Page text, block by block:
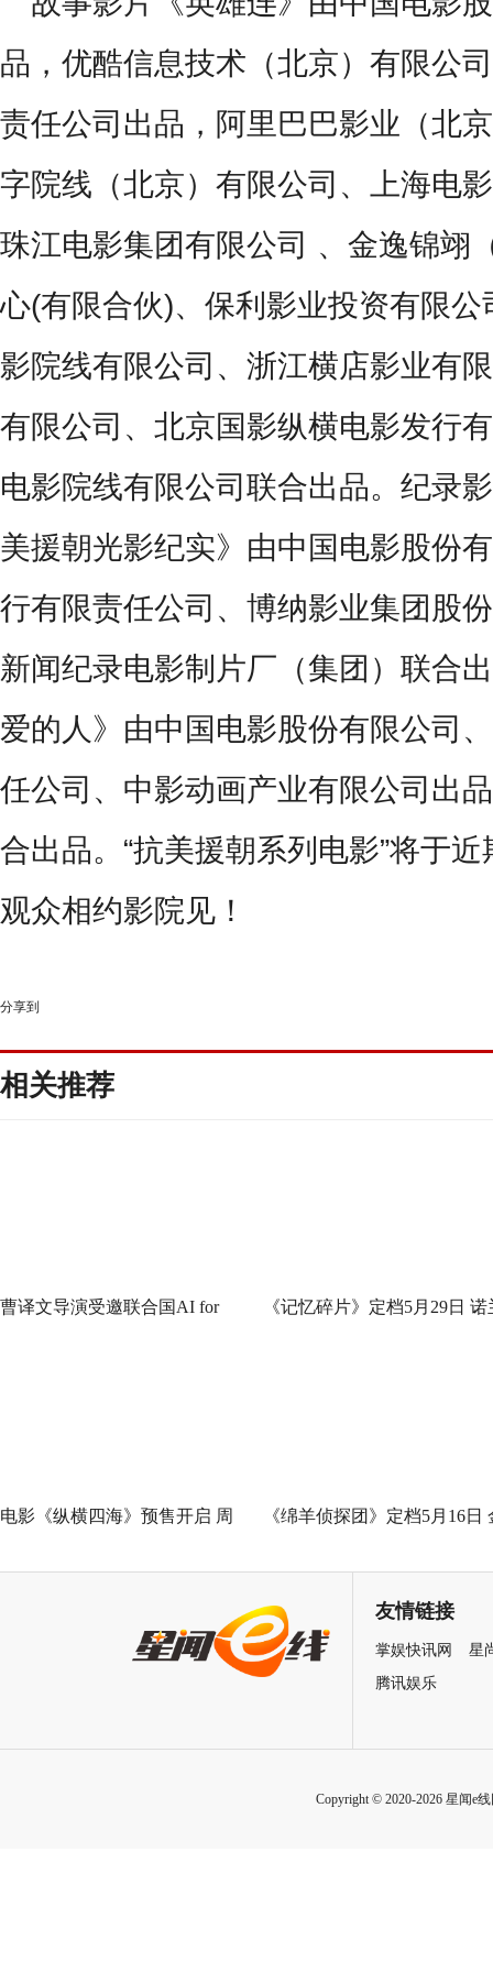
品，优酷信息技术（北京）有限公
责任公司出品，阿里巴巴影业（北
字院线（北京）有限公司、上海电
珠江电影集团有限公司 、金逸锦翊
心(有限合伙)、保利影业投资有限
影院线有限公司、浙江横店影业有
有限公司、北京国影纵横电影发行
电影院线有限公司联合出品。纪
美援朝光影纪实》由中国电影股份
行有限责任公司、博纳影业集团股
新闻纪录电影制片厂（集团）联合
爱的人》由中国电影股份有限公司
任公司、中影动画产业有限公司出
合出品。 “抗美援朝系列电影”将于近
观众相约影院见！
分享到
相关推荐
曹译文导演受邀联合国AI for 《记忆碎片》定档5月29日 诺
电影《纵横四海》预售开启 周 《绵羊侦探团》定档5月16日
友情链接
掌娱快讯网
星
腾讯娱乐
Copyright © 2020-2026 星闻e